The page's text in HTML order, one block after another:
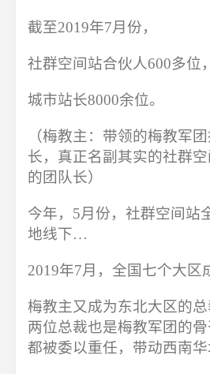
截至2019年7月份，
社群空间站合伙人600多位，
城市站长8000余位。
（梅教主：带领的梅教军
长，真正名副其实的社群
的团队长）
今年，5月份，社群空间站
地线下…
2019年7月，全国七个大区
梅教主又成为东北大区的
两位总裁也是梅教军团的骨
都被委以重任，带动西南